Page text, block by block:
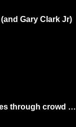
Gary Clark Jr)
through crowd …